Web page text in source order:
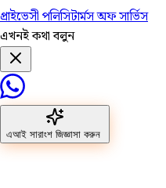
প্রাইভেসী পলিসিটার্মস অফ সার্ভিস
এখনই কথা বলুন
এআই সারাংশ জিজ্ঞাসা করুন